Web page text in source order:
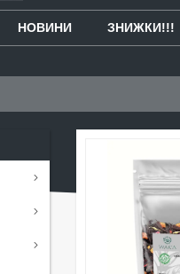
НОВИНИ ЗНИЖКИ!!!